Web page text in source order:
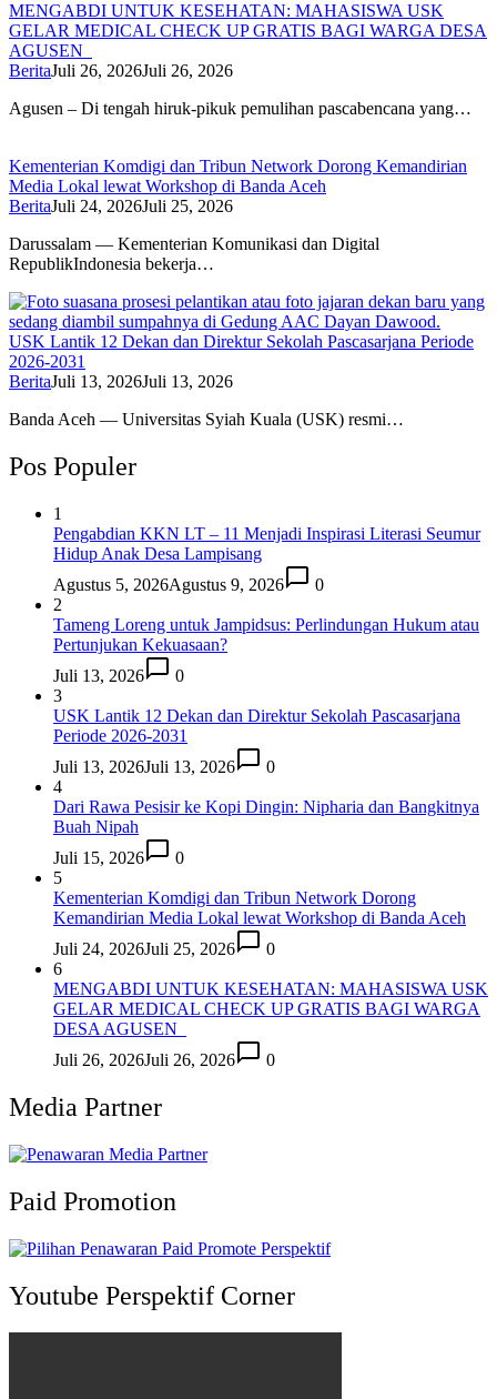
MENGABDI UNTUK KESEHATAN: MAHASISWA USK
GELAR MEDICAL CHECK UP GRATIS BAGI WARGA DESA
AGUSEN
BeritaJuli 26, 2026Juli 26, 2026
Agusen – Di tengah hiruk-pikuk pemulihan pascabencana yang…
Kementerian Komdigi dan Tribun Network Dorong Kemandirian
Media Lokal lewat Workshop di Banda Aceh
BeritaJuli 24, 2026Juli 25, 2026
Darussalam — Kementerian Komunikasi dan Digital
RepublikIndonesia bekerja…
USK Lantik 12 Dekan dan Direktur Sekolah Pascasarjana Periode
2026-2031
BeritaJuli 13, 2026Juli 13, 2026
Banda Aceh — Universitas Syiah Kuala (USK) resmi…
Pos Populer
1
Pengabdian KKN LT – 11 Menjadi Inspirasi Literasi Seumur
Hidup Anak Desa Lampisang
Agustus 5, 2026Agustus 9, 2026
0
2
Tameng Loreng untuk Jampidsus: Perlindungan Hukum atau
Pertunjukan Kekuasaan?
Juli 13, 2026
0
3
USK Lantik 12 Dekan dan Direktur Sekolah Pascasarjana
Periode 2026-2031
Juli 13, 2026Juli 13, 2026
0
4
Dari Rawa Pesisir ke Kopi Dingin: Nipharia dan Bangkitnya
Buah Nipah
Juli 15, 2026
0
5
Kementerian Komdigi dan Tribun Network Dorong
Kemandirian Media Lokal lewat Workshop di Banda Aceh
Juli 24, 2026Juli 25, 2026
0
6
MENGABDI UNTUK KESEHATAN: MAHASISWA USK
GELAR MEDICAL CHECK UP GRATIS BAGI WARGA
DESA AGUSEN
Juli 26, 2026Juli 26, 2026 0
Media Partner
Paid Promotion
Youtube Perspektif Corner